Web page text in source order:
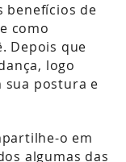
benefícios de
como
Depois que
logo
sua postura e
o em
algumas das